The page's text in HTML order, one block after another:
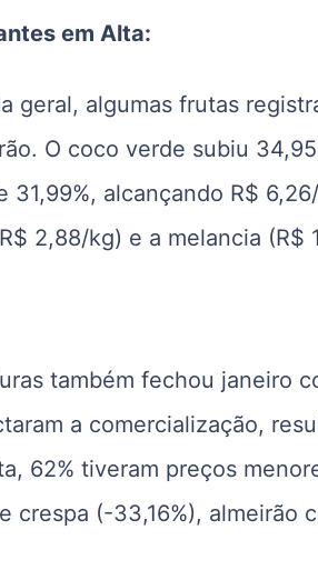
em Alta:
geral, algumas frutas
O coco verde subiu
31,99%, alcançando R$
2,88/kg) e a melancia
também fechou janeiro
a comercialização,
62% tiveram preços
crespa (-33,16%), almeirão